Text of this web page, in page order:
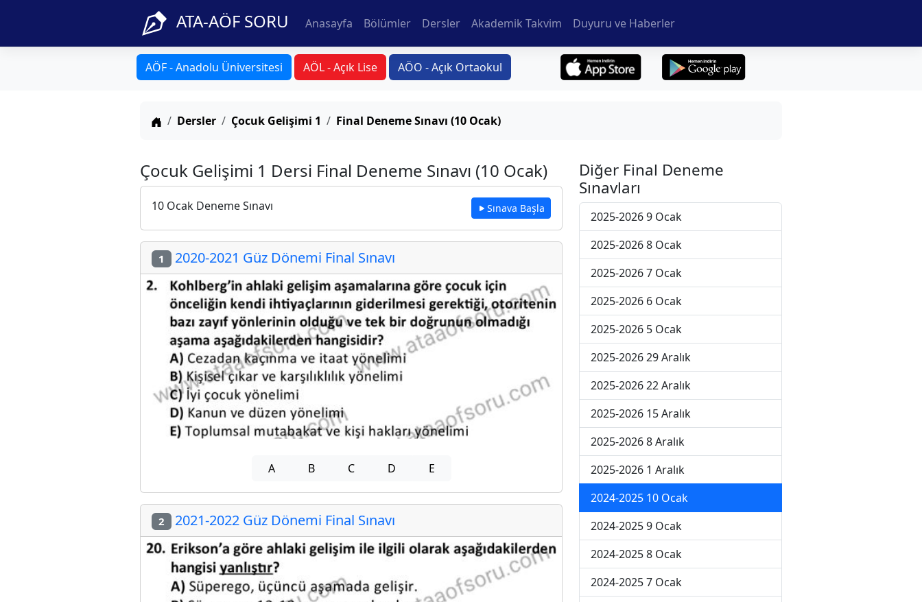
ATA-AÖF SORU Anasayfa Bölümler Dersler Akademik Takvim Duyuru ve Haberler
AÖF - Anadolu Üniversitesi AÖL - Açık Lise AÖO - Açık Ortaokul
Anasayfa
Dersler Çocuk Gelişimi 1 Final Deneme Sınavı (10 Ocak)
Çocuk Gelişimi 1 Dersi Final Deneme Sınavı (10 Ocak)
10 Ocak Deneme Sınavı Sınava Başla
1 2020-2021 Güz Dönemi Final Sınavı
A B C D E
2 2021-2022 Güz Dönemi Final Sınavı
Diğer Final Deneme
Sınavları
2025-2026 9 Ocak
2025-2026 8 Ocak
2025-2026 7 Ocak
2025-2026 6 Ocak
2025-2026 5 Ocak
2025-2026 29 Aralık
2025-2026 22 Aralık
2025-2026 15 Aralık
2025-2026 8 Aralık
2025-2026 1 Aralık
2024-2025 10 Ocak
2024-2025 9 Ocak
2024-2025 8 Ocak
2024-2025 7 Ocak